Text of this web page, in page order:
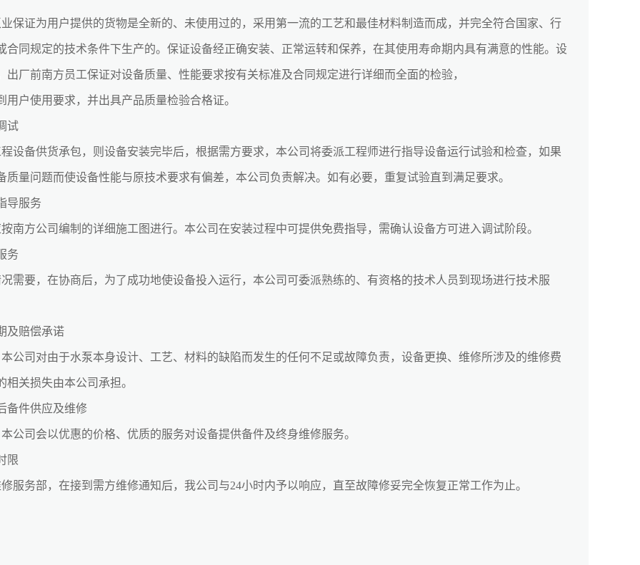
保证为用户提供的货物是全新的、未使用过的，采用第一流的工艺和最佳材料制造而成，并完全符合国家、行
合同规定的技术条件下生产的。保证设备经正确安装、正常运转和保养，在其使用寿命期内具有满意的性能。设
出厂前南方员工保证对设备质量、性能要求按有关标准及合同规定进行详细而全面的检验，
用户使用要求，并出具产品质量检验合格证。
试
设备供货承包，则设备安装完毕后，根据需方要求，本公司将委派工程师进行指导设备运行试验和检查，如果
质量问题而使设备性能与原技术要求有偏差，本公司负责解决。如有必要，重复试验直到满足要求。
服务
方公司编制的详细施工图进行。本公司在安装过程中可提供免费指导，需确认设备方可进入调试阶段。
务
要，在协商后，为了成功地使设备投入运行，本公司可委派熟练的、有资格的技术人员到现场进行技术服
赔偿承诺
司对由于水泵本身设计、工艺、材料的缺陷而发生的任何不足或故障负责，设备更换、维修所涉及的维修费
相关损失由本公司承担。
件供应及维修
司会以优惠的价格、优质的服务对设备提供备件及终身维修服务。
限
务部，在接到需方维修通知后，我公司与24小时内予以响应，直至故障修妥完全恢复正常工作为止。